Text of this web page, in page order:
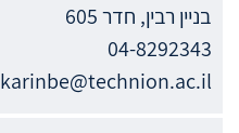
בניין רבין, חדר 605
04-8292343
karinbe@technion.ac.il